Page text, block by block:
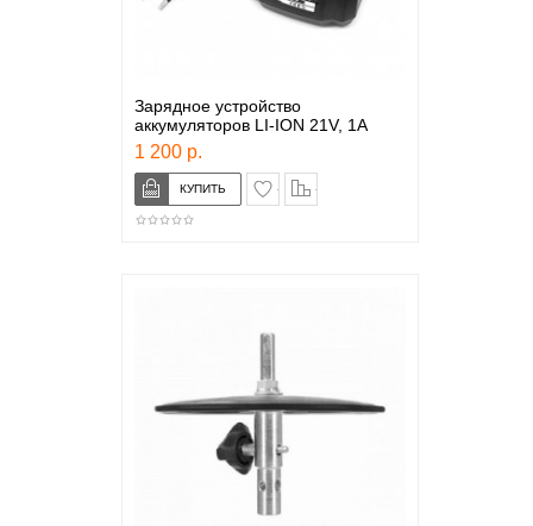
Зарядное устройство
аккумуляторов LI-ION 21V, 1A
1 200 р.
в закладки